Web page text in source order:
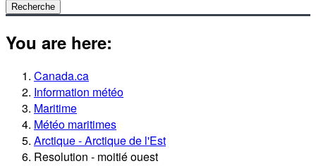
Recherche
You are here:
Canada.ca
Information météo
Maritime
Météo maritimes
Arctique - Arctique de l'Est
Resolution - moitié ouest